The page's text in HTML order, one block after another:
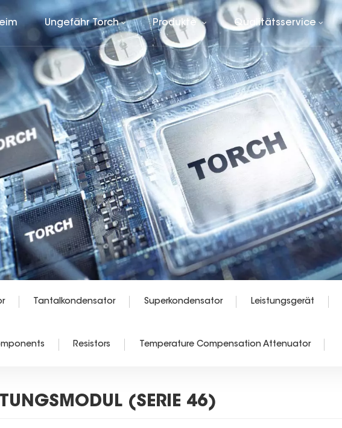
Ungefähr Torch Produkte Qualitätsservice
Tantalkondensator Superkondensator Leistungsgerät
Resistors Temperature Compensation Attenuator
(SERIE 46)